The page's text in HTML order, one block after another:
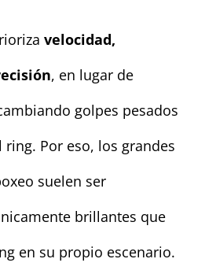
velocidad,
, en lugar de
golpes pesados
ring. Por eso, los grandes
suelen ser
brillantes que
en su propio escenario.